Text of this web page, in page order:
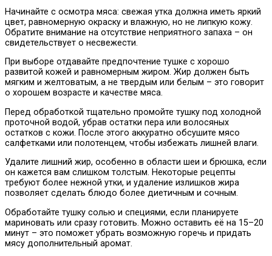
Начинайте с осмотра мяса: свежая утка должна иметь яркий
цвет, равномерную окраску и влажную, но не липкую кожу.
Обратите внимание на отсутствие неприятного запаха – он
свидетельствует о несвежести.
При выборе отдавайте предпочтение тушке с хорошо
развитой кожей и равномерным жиром. Жир должен быть
мягким и желтоватым, а не твердым или белым – это говорит
о хорошем возрасте и качестве мяса.
Перед обработкой тщательно промойте тушку под холодной
проточной водой, убрав остатки пера или волосяных
остатков с кожи. После этого аккуратно обсушите мясо
салфетками или полотенцем, чтобы избежать лишней влаги.
Удалите лишний жир, особенно в области шеи и брюшка, если
он кажется вам слишком толстым. Некоторые рецепты
требуют более нежной утки, и удаление излишков жира
позволяет сделать блюдо более диетичным и сочным.
Обработайте тушку солью и специями, если планируете
мариновать или сразу готовить. Можно оставить её на 15–20
минут – это поможет убрать возможную горечь и придать
мясу дополнительный аромат.